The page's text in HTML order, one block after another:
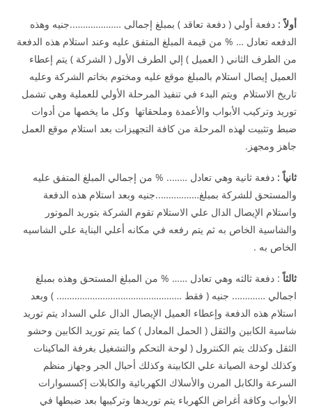
أولاً : دفعة أولي ( دفعة تعاقد ) بمبلغ إجمالى ………………..جنيه وهذه
الدفعه تعادل … % من قيمة المبلغ المتفق عليه وعند استلام هذه الدفعة
من الطرف الثاني ( العميل ) إلي الطرف الأول ( الشركة ) يتم إعطاء
العميل إيصال استلام بالمبلغ موقع عليه ومختوم بخاتم الشركة وعليه
تاريخ الاستلام ويتم البدء في تنفيذ المرحلة الأولي للعملية وهي تشمل
توريد وتركيب الأبواب والأعمدة وملحقاتها وكل ما يخصها من أدوات
ضبط وتثبيت لهذه المرحلة من كافة التجهيزات بعد استلام موقع العمل
جاهز ومجهز.
ثانياً : دفعة ثانية وهي تعادل …….. % من إجمالي المبلغ المتفق عليه
والمستحق للشركة بمبلغ……………..جنيه وبعد استلام هذه الدفعة
واستلام الإيصال الدال علي الاستلام تقوم الشركة بتوريد الموتور
والشاسية الخاص به ثم يتم رفعه في مكانه أعلي البناية علي الشاسيه
الخاص به .
ثالثاً : دفعة ثالثه وهي تعادل …… % من المبلغ المستحق وهذه بمبلغ
اجمالي …………. جنيه ( فقط …………………………………………. ) وبعد
استلام هذه الدفعة وإعطاء العميل الإيصال الدال علي السداد يتم توريد
شاسية الكابين والثقل ( الحمل المعادل ) كما يتم توريد الكابين وحشو
الثقل وكذلك يتم الكنترول ( لوحة التحكم والتشغيل بغرفة الماكينات
وكذلك لوحة الصيانة علي الكابينة وكذلك أحبال الجر وجهاز منظم
السرعة والكابل المرن والأسلاك الكهربائية والكابلات إكسسوارات
الأبواب وكافة أغراض الكهرباء يتم توريدها وتركيبها بعد ضبطها في